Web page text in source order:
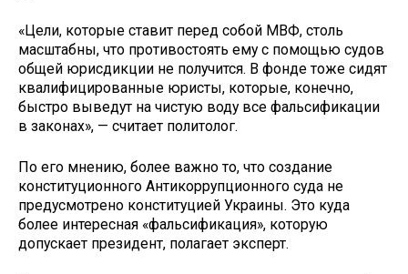
«Цели, которые ставит перед собой МВФ, столь
масштабны, что противостоять ему с помощью судов
общей юрисдикции не получится. В фонде тоже сидят
квалифицированные юристы, которые, конечно,
быстро выведут на чистую воду все фальсификации
в законах», — считает политолог.
По его мнению, более важно то, что создание
конституционного Антикоррупционного суда не
предусмотрено конституцией Украины. Это куда
более интересная «фальсификация», которую
допускает президент, полагает эксперт.